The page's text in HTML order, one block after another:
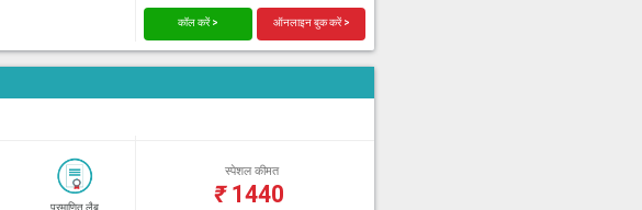
कॉल करें > ऑनलाइन बुक करें >
प्रमाणित लैब
स्पेशल कीमत
₹1440